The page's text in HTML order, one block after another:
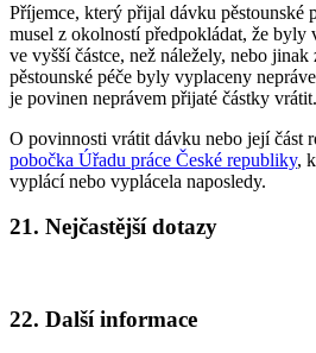
Příjemce, který přijal dávku pěstounské
musel z okolností předpokládat, že byly
ve vyšší částce, než náležely, nebo
pěstounské péče byly vyplaceny
je povinen neprávem přijaté částky vrátit.
O povinnosti vrátit dávku nebo její část
pobočka Úřadu práce České republiky,
vyplácí nebo vyplácela naposledy.
21. Nejčastější dotazy
22. Další informace